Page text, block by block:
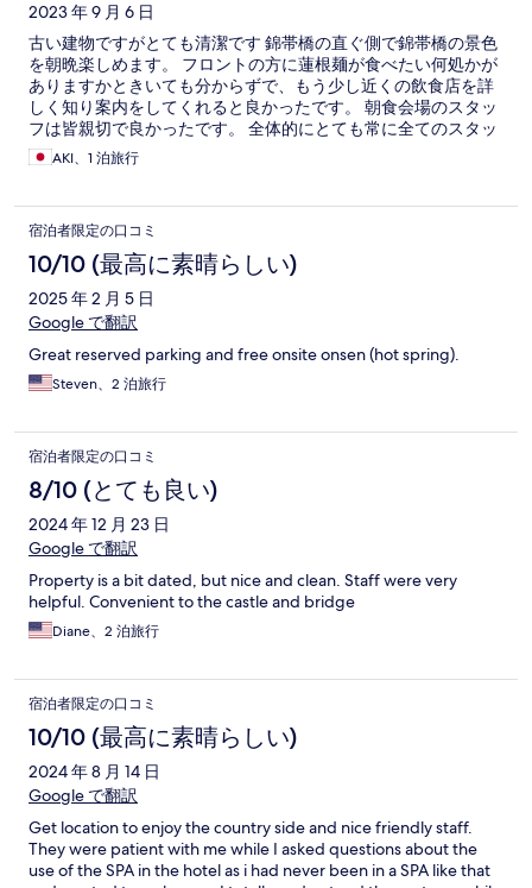
2023 年 9 月 6 日
古い建物ですがとても清潔です 錦帯橋の直ぐ側で錦帯橋の景色
を朝晩楽しめます。 フロントの方に蓮根麺が食べたい何処かが
ありますかときいても分からずで、もう少し近くの飲食店を詳
しく知り案内をしてくれると良かったです。 朝食会場のスタッ
フは皆親切で良かったです。 全体的にとても常に全てのスタッ
フが挨拶をしてくれて親切で良いホテルでした。
AKI、1 泊旅行
宿泊者限定の口コミ
10/10 (最高に素晴らしい)
2025 年 2 月 5 日
Google で翻訳
Great reserved parking and free onsite onsen (hot spring).
Steven、2 泊旅行
宿泊者限定の口コミ
8/10 (とても良い)
2024 年 12 月 23 日
Google で翻訳
Property is a bit dated, but nice and clean. Staff were very
helpful. Convenient to the castle and bridge
Diane、2 泊旅行
宿泊者限定の口コミ
10/10 (最高に素晴らしい)
2024 年 8 月 14 日
Google で翻訳
Get location to enjoy the country side and nice friendly staff.
They were patient with me while I asked questions about the
use of the SPA in the hotel as i had never been in a SPA like that